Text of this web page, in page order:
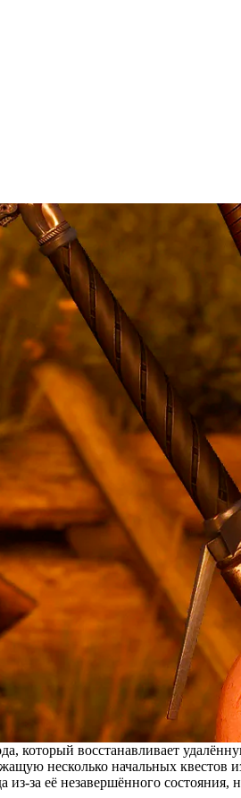
который восстанавливает
несколько начальных квестов
за её незавершённого